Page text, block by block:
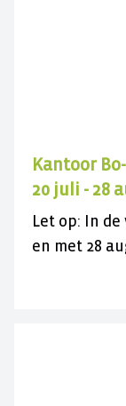
Kantoor
20 juli - 28
Let op: In
en met 28